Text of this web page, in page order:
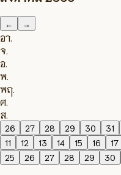
← →
อา.
จ.
อ.
พ.
พฤ.
ศ.
ส.
26 27 28 29 30 31
11
12 13 14 15 16 17
25
26 27 28 29 30